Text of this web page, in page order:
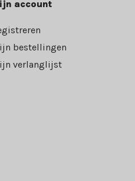
account
bestellingen
verlanglijst